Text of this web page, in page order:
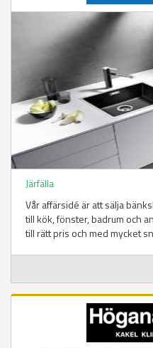
Järfälla
Vår affärsidé är att sälja
till kök, fönster, badrum och
till rätt pris och med mycket